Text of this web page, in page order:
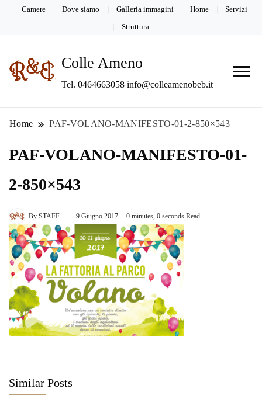
Camere Dove siamo Galleria immagini Home Servizi
Struttura
Colle Ameno
Tel. 0464663058 info@colleamenobeb.it
Home PAF-VOLANO-MANIFESTO-01-2-850×543
PAF-VOLANO-MANIFESTO-01-
2-850×543
By STAFF 9 Giugno 2017 0 minutes, 0 seconds Read
Similar Posts